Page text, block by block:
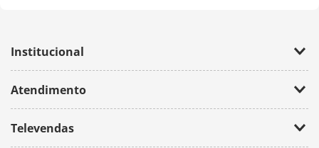
Institucional
Trabalhe Conosco
Política de Privacidade
Atendimento
Televendas